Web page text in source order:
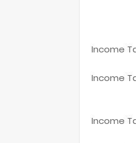
Income
Income
Income